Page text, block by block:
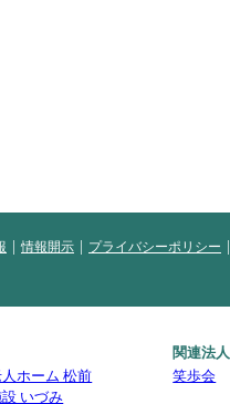
情報開示 プライバシーポリシー
ホーム 松前
いづみ
関連法人
笑歩会